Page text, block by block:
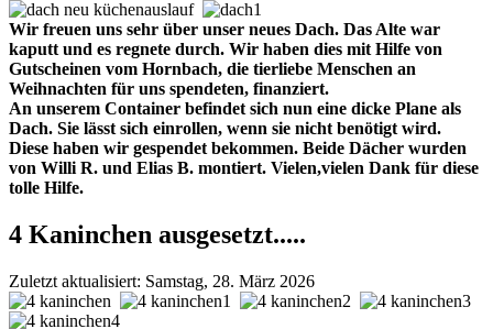
Wir freuen uns sehr über unser neues Dach. Das Alte war
kaputt und es regnete durch. Wir haben dies mit Hilfe von
Gutscheinen vom Hornbach, die tierliebe Menschen an
Weihnachten für uns spendeten, finanziert.
An unserem Container befindet sich nun eine dicke Plane als
Dach. Sie lässt sich einrollen, wenn sie nicht benötigt wird.
Diese haben wir gespendet bekommen. Beide Dächer wurden
von Willi R. und Elias B. montiert. Vielen,vielen Dank für diese
tolle Hilfe.
4 Kaninchen ausgesetzt.....
Zuletzt aktualisiert: Samstag, 28. März 2026